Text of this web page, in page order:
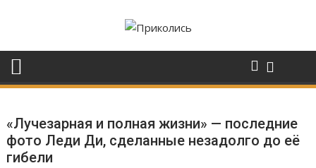
«Лучезарная и полная жизни» — последние
фото Леди Ди, сделанные незадолго до её
гибели